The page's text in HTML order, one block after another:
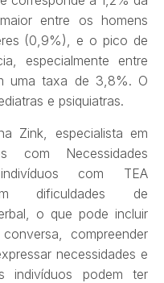
entre os homens
(0,9%), e o pico de
especialmente entre
uma taxa de 3,8%. O
e psiquiatras.
Zink, especialista em
com Necessidades
com TEA
dificuldades de
o que pode incluir
compreender
necessidades e
indivíduos podem ter